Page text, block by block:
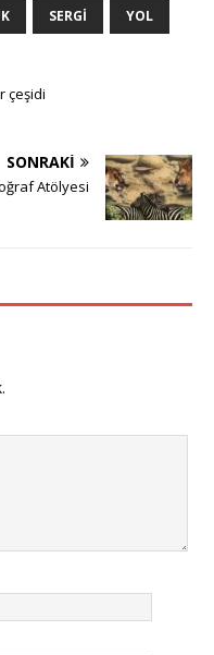
SERGI YOL
çeşidi
SONRAKI
Atölyesi